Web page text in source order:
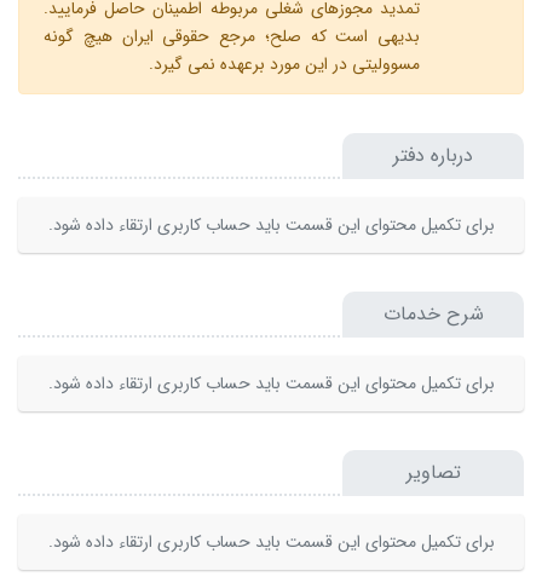
تمدید مجوزهای شغلی مربوطه اطمینان حاصل فرمایید.
بدیهی است که صلح؛ مرجع حقوقی ایران هیچ گونه
مسوولیتی در این مورد برعهده نمی گیرد.
درباره دفتر
برای تکمیل محتوای این قسمت باید حساب کاربری ارتقاء داده شود.
شرح خدمات
برای تکمیل محتوای این قسمت باید حساب کاربری ارتقاء داده شود.
تصاویر
برای تکمیل محتوای این قسمت باید حساب کاربری ارتقاء داده شود.